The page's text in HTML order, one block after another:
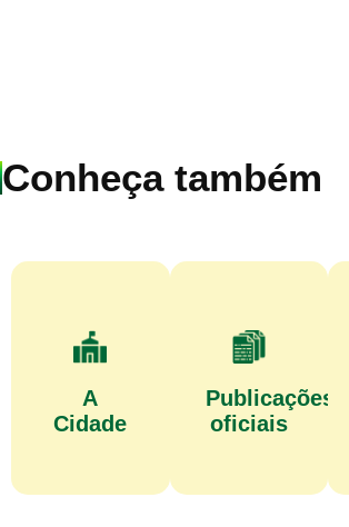
Conheça também
A
Cidade
Publicações
oficiais